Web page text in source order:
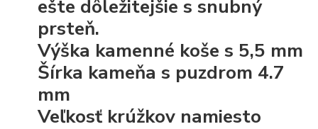
ešte dôležitejšie s snubný
prsteň.
Výška kamenné koše s 5,5 mm
Šírka kameňa s puzdrom 4.7
mm
Veľkosť krúžkov namiesto